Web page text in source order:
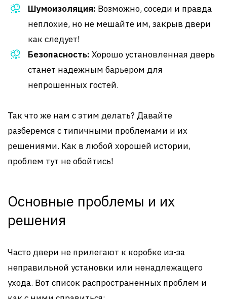
Шумоизоляция: Возможно, соседи и правда
неплохие, но не мешайте им, закрыв двери
как следует!
Безопасность: Хорошо установленная дверь
станет надежным барьером для
непрошенных гостей.
Так что же нам с этим делать? Давайте
разберемся с типичными проблемами и их
решениями. Как в любой хорошей истории,
проблем тут не обойтись!
Основные проблемы и их
решения
Часто двери не прилегают к коробке из-за
неправильной установки или ненадлежащего
ухода. Вот список распространенных проблем и